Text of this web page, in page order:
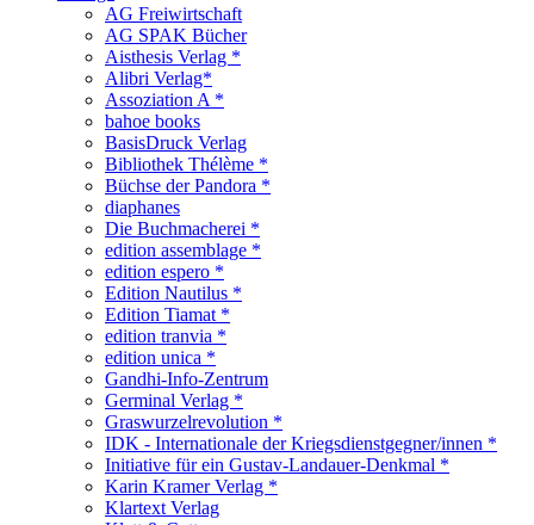
AG Freiwirtschaft
AG SPAK Bücher
Aisthesis Verlag *
Alibri Verlag*
Assoziation A *
bahoe books
BasisDruck Verlag
Bibliothek Thélème *
Büchse der Pandora *
diaphanes
Die Buchmacherei *
edition assemblage *
edition espero *
Edition Nautilus *
Edition Tiamat *
edition tranvia *
edition unica *
Gandhi-Info-Zentrum
Germinal Verlag *
Graswurzelrevolution *
IDK - Internationale der Kriegsdienstgegner/innen *
Initiative für ein Gustav-Landauer-Denkmal *
Karin Kramer Verlag *
Klartext Verlag